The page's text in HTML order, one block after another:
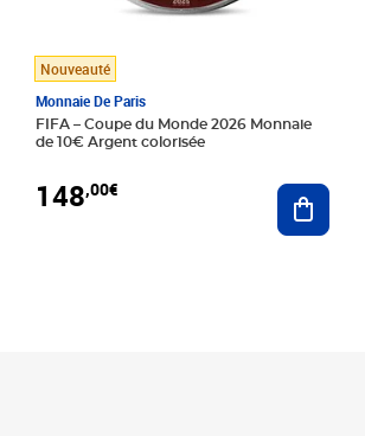
au panier
Nouveauté
Monnaie De Paris
FIFA – Coupe du Monde 2026 Monnaie
de 10€ Argent colorisée
148,00€